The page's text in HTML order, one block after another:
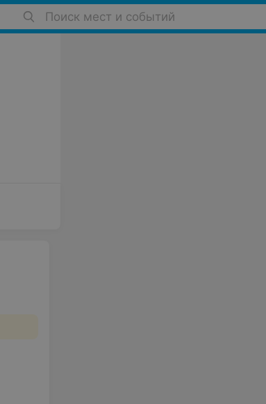
Поиск мест и событий